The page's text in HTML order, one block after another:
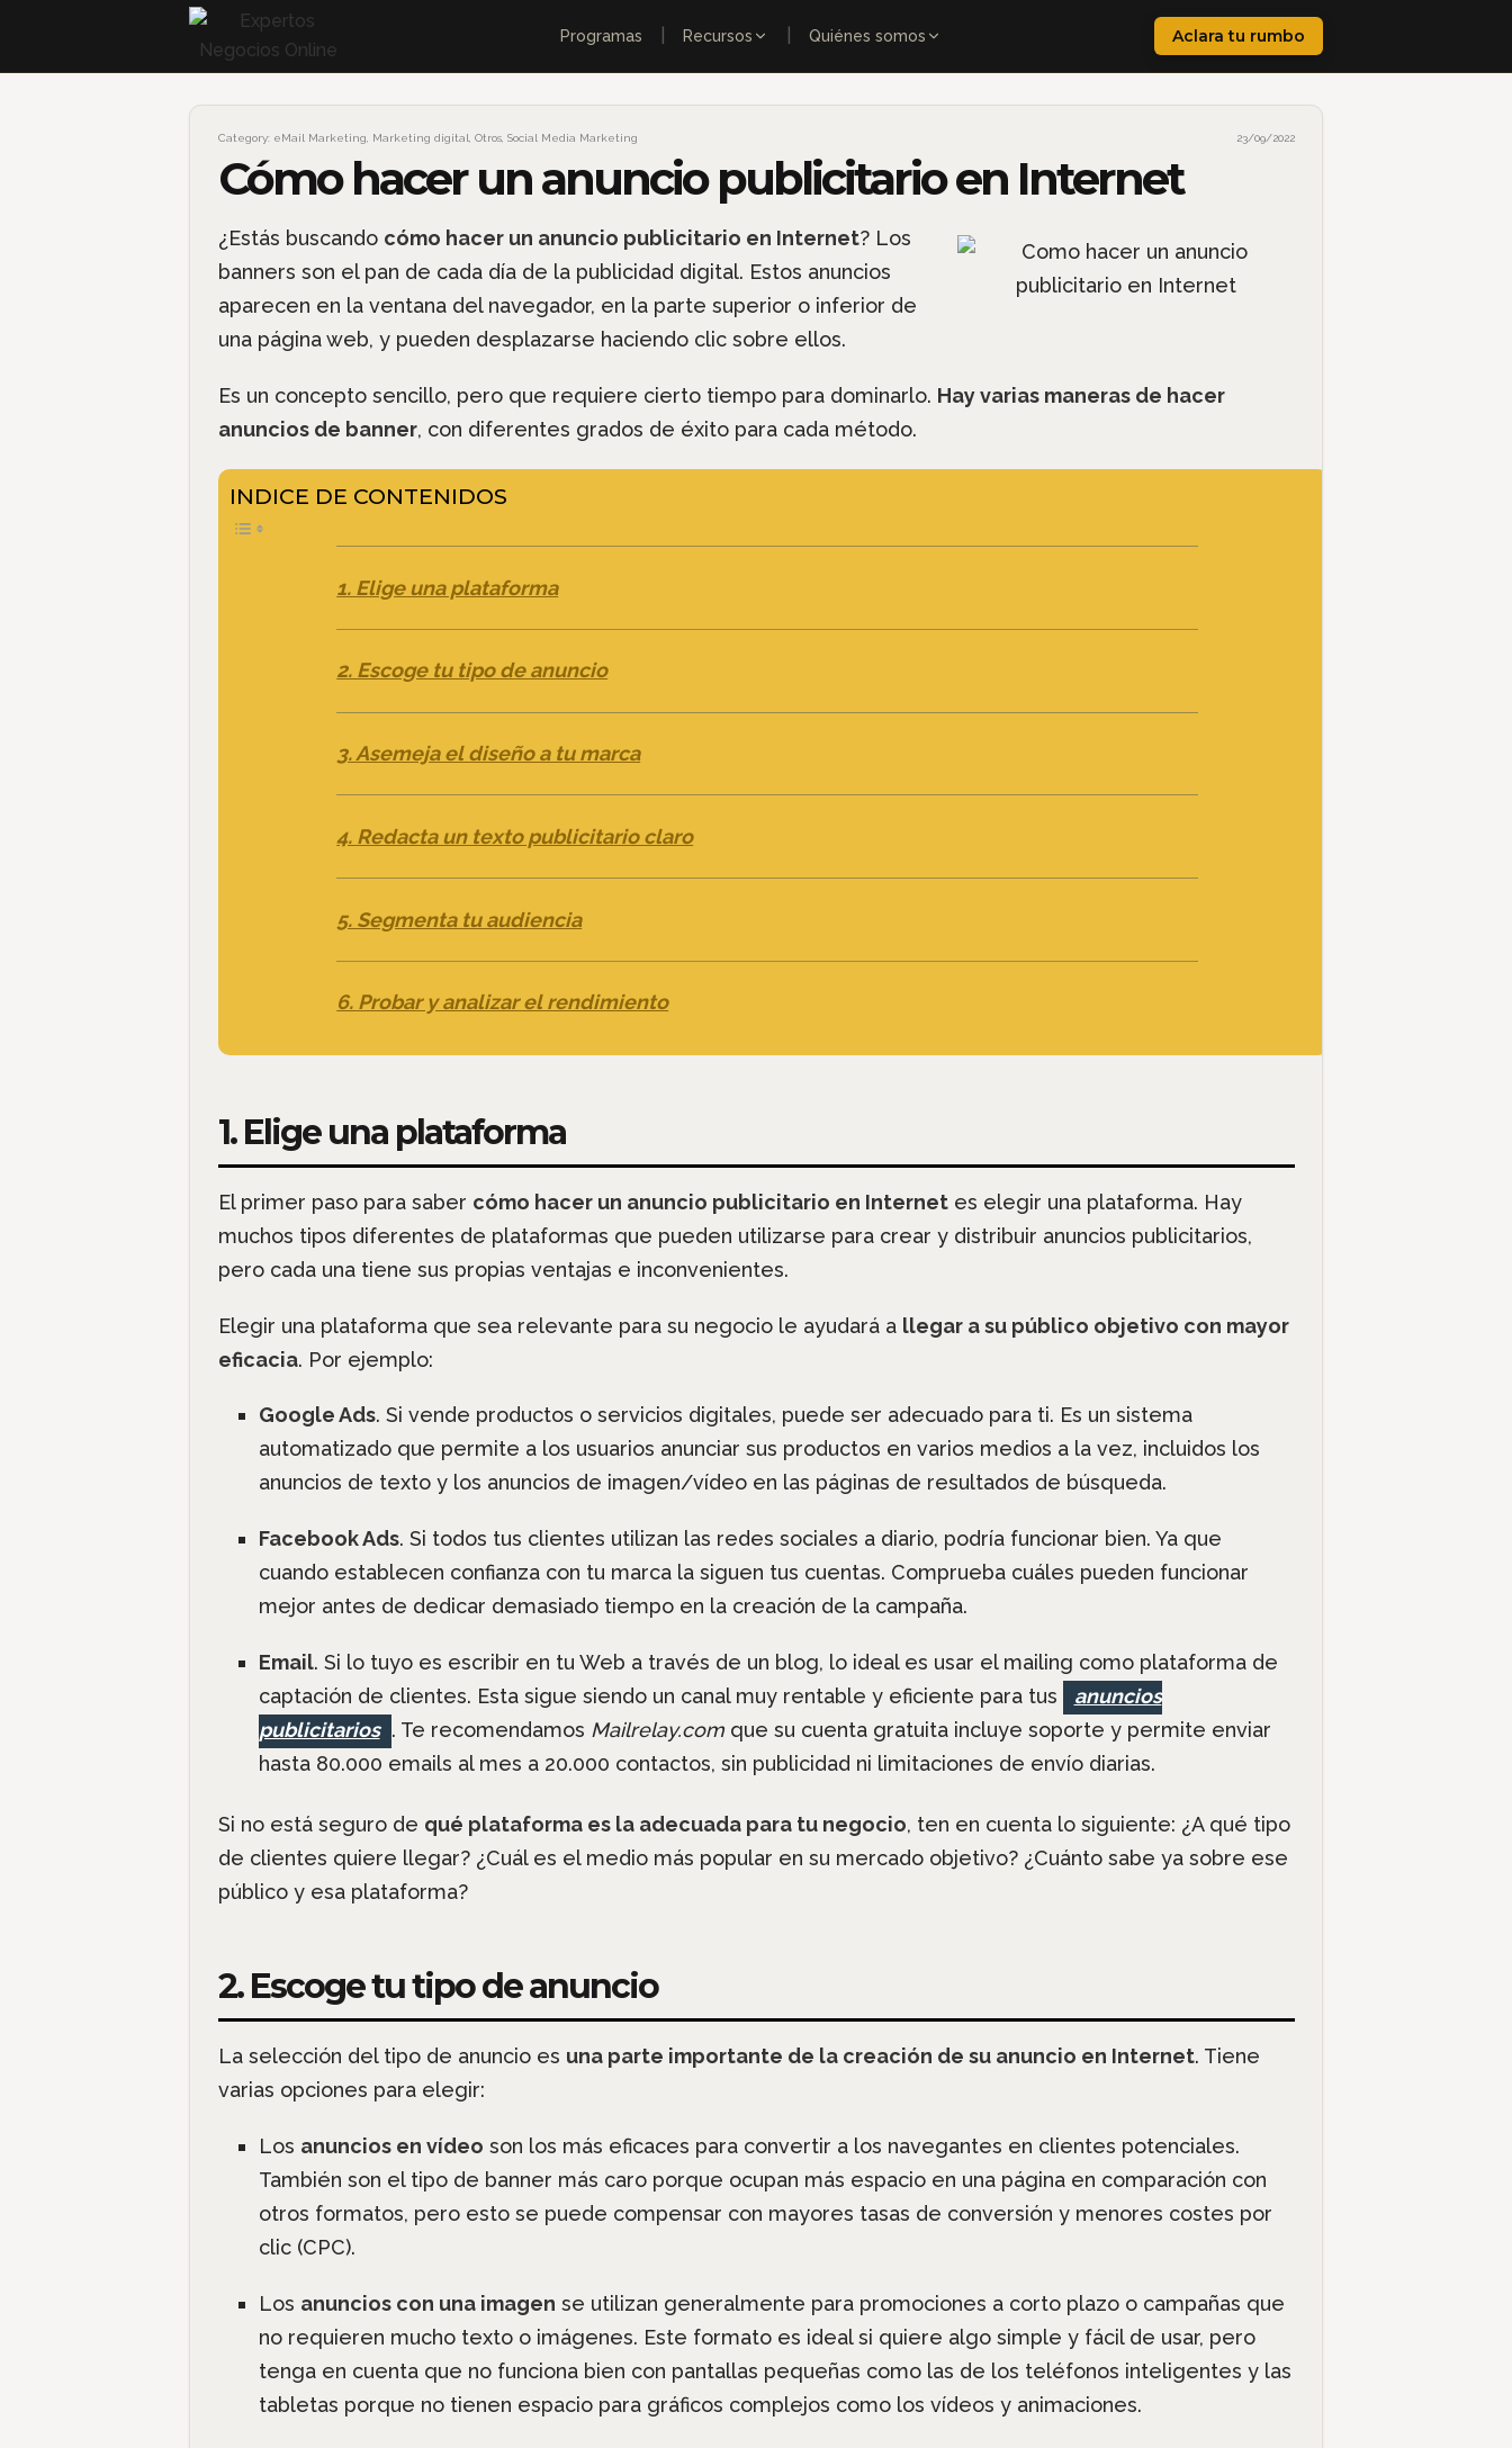
Programas Recursos Quiénes somos Aclara tu rumbo
23/09/2022
Category: eMail Marketing Marketing digital Otros, Social Media Marketing
Cómo hacer un anuncio publicitario en Internet
¿Estás buscando cómo hacer un anuncio publicitario en Internet? Los
banners son el pan de cada día de la publicidad digital. Estos anuncios
aparecen en la ventana del navegador, en la parte superior o inferior de
una página web, y pueden desplazarse haciendo clic sobre ellos.
Es un concepto sencillo, pero que requiere cierto tiempo para dominarlo. Hay varias maneras de hacer
anuncios de banner, con diferentes grados de éxito para cada método.
INDICE DE CONTENIDOS
1. Elige una plataforma
2. Escoge tu tipo de anuncio
3. Asemeja el diseño a tu marca
4. Redacta un texto publicitario claro
5. Segmenta tu audiencia
6. Probar y analizar el rendimiento
1. Elige una plataforma
El primer paso para saber cómo hacer un anuncio publicitario en Internetes elegir una plataforma. Hay
muchos tipos diferentes de plataformas que pueden utilizarse para crear y distribuir anuncios publicitarios,
pero cada una tiene sus propias ventajas e inconvenientes.
Elegir una plataforma que sea relevante para su negocio le ayudará a llegar a su público objetivo con mayor
eficacia. Por ejemplo:
Google Ads. Si vende productos o servicios digitales, puede ser adecuado para ti. Es un sistema
automatizado que permite a los usuarios anunciar sus productos en varios medios a la vez, incluidos los
anuncios de texto y los anuncios de imagen/vídeo en las páginas de resultados de búsqueda.
Facebook Ads. Si todos tus clientes utilizan las redes sociales a diario, podría funcionar bien. Ya que
cuando establecen confianza con tu marca la siguen tus cuentas. Comprueba cuáles pueden funcionar
mejor antes de dedicar demasiado tiempo en la creación de la campaña.
Email. Si lo tuyo es escribir en tu Web a través de un blog, lo ideal es usar el mailing como plataforma de
captación de clientes. Esta sigue siendo un canal muy rentable y eficiente para tus
anuncios
publicitarios . Te recomendamos Mailrelay.comque su cuenta gratuita incluye soporte y permite enviar
hasta 80.000 emails al mes a 20.000 contactos, sin publicidad ni limitaciones de envío diarias.
Si no está seguro de qué plataforma es la adecuada para tu negocio, ten en cuenta lo siguiente: ¿A qué tipo
de clientes quiere llegar? ¿Cuál es el medio más popular en su mercado objetivo? ¿Cuánto sabe ya sobre ese
público y esa plataforma?
2. Escoge tu tipo de anuncio
La selección del tipo de anuncio es una parte importante de la creación de su anuncio en Internet. Tiene
varias opciones para elegir:
Los anuncios en vídeo son los más eficaces para convertir a los navegantes en clientes potenciales.
También son el tipo de banner más caro porque ocupan más espacio en una página en comparación con
otros formatos, pero esto se puede compensar con mayores tasas de conversión y menores costes por
clic (CPC).
Los anuncios con una imagen se utilizan generalmente para promociones a corto plazo o campañas que
no requieren mucho texto o imágenes. Este formato es ideal si quiere algo simple y fácil de usar, pero
tenga en cuenta que no funciona bien con pantallas pequeñas como las de los teléfonos inteligentes y las
tabletas porque no tienen espacio para gráficos complejos como los vídeos y animaciones.